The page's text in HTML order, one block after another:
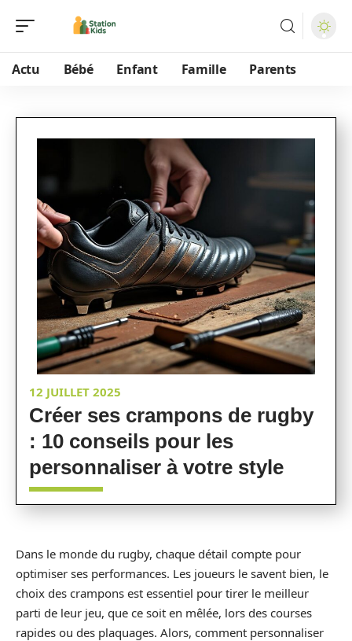
Actu Bébé Enfant Famille Parents
12 JUILLET 2025
Créer ses crampons de rugby
: 10 conseils pour les
personnaliser à votre style
Dans le monde du rugby, chaque détail compte pour
optimiser ses performances. Les joueurs le savent bien, le
choix des crampons est essentiel pour tirer le meilleur
parti de leur jeu, que ce soit en mêlée, lors des courses
rapides ou des plaquages. Alors, comment personnaliser